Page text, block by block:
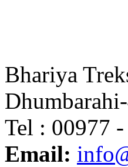
Bhariya
Tel : 00977
Email: